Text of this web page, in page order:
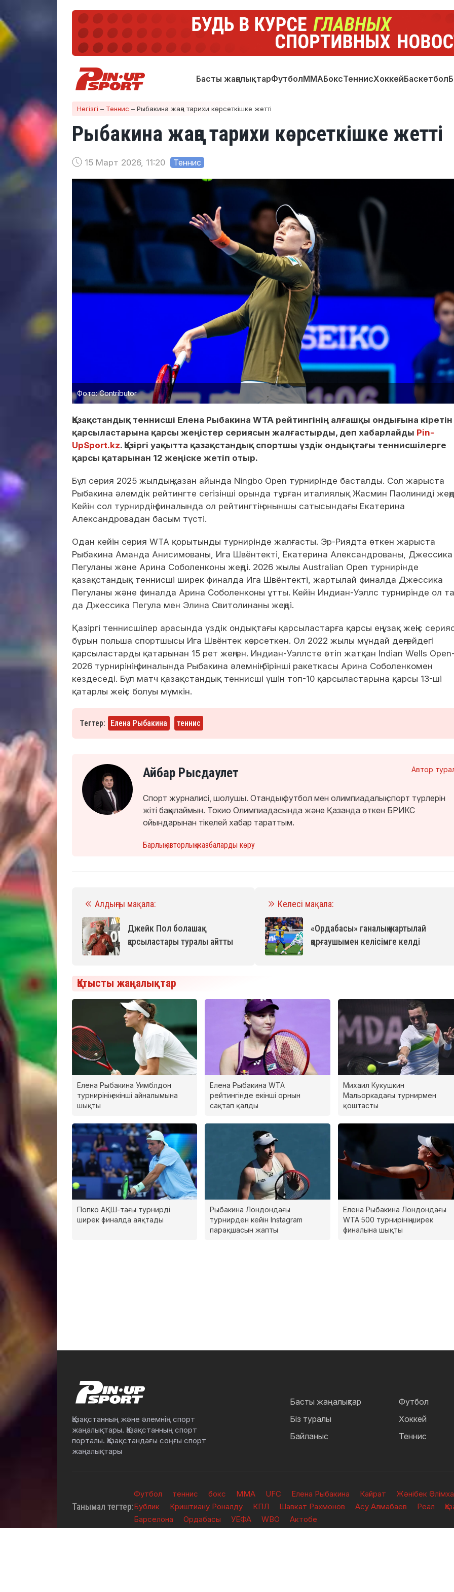
Басты жаңалықтарФутболММАБоксТеннисХоккейБаскетбол
Негізгі – Теннис – Рыбакина жаңа тарихи көрсеткішке жетті
Рыбакина жаңа тарихи көрсеткішке жетті
15 Март 2026, 11:20 Теннис
Фото: Contributor
Қазақстандық теннисші Елена Рыбакина WTA рейтингінің алғашқы ондығына кіретін
қарсыластарына қарсы жеңістер сериясын жалғастырды, деп хабарлайды Pin-
UpSport.kz. Қазіргі уақытта қазақстандық спортшы үздік ондықтағы теннисшілерге
қарсы қатарынан 12 жеңіске жетіп отыр.
Бұл серия 2025 жылдың қазан айында Ningbo Open турнирінде басталды. Сол жарыста
Рыбакина әлемдік рейтингте сегізінші орында тұрған италиялық Жасмин Паолиниді
Кейін сол турнирдің финалында ол рейтингтің оныншы сатысындағы Екатерина
Александровадан басым түсті.
Одан кейін серия WTA қорытынды турнирінде жалғасты. Эр-Риядта өткен жарыста
Рыбакина Аманда Анисимованы, Ига Швёнтекті, Екатерина Александрованы, Джессика
Пегуланы және Арина Соболенконы жеңді. 2026 жылы Australian Open турнирінде
қазақстандық теннисші ширек финалда Ига Швёнтекті, жартылай финалда Джессика
Пегуланы және финалда Арина Соболенконы ұтты. Кейін Индиан-Уэллс турнирінде ол
да Джессика Пегула мен Элина Свитолинаны жеңді.
Қазіргі теннисшілер арасында үздік ондықтағы қарсыластарға қарсы ең ұзақ жеңіс
бұрын польша спортшысы Ига Швёнтек көрсеткен. Ол 2022 жылы мұндай деңгейдегі
қарсыластарды қатарынан 15 рет жеңген. Индиан-Уэллсте өтіп жатқан Indian Wells
2026 турнирінің финалында Рыбакина әлемнің бірінші ракеткасы Арина Соболенкомен
кездеседі. Бұл матч қазақстандық теннисші үшін топ-10 қарсыластарына қарсы 13-ші
қатарлы жеңіс болуы мүмкін.
Тегтер: Елена Рыбакина теннис
Автор
Айбар Рысдаулет
Спорт журналисі, шолушы. Отандық футбол мен олимпиадалық спорт түрлерін
жіті бақылаймын. Токио Олимпиадасында және Қазанда өткен БРИКС
ойындарынан тікелей хабар тараттым.
Барлық авторлық жазбаларды көру
Алдыңғы мақала:
Джейк Пол болашақ
қарсыластары туралы айтты
Келесі мақала:
«Ордабасы» ганалық жартылай
қорғаушымен келісімге келді
Қатысты жаңалықтар
Елена Рыбакина Уимблдон
турнирінің екінші айналымына
шықты
Елена Рыбакина WTA
рейтингінде екінші орнын
сақтап қалды
Михаил Кукушкин
Мальоркадағы турнирмен
қоштасты
Попко АҚШ-тағы турнирді
ширек финалда аяқтады
Рыбакина Лондондағы
турнирден кейін Instagram
парақшасын жапты
Елена Рыбакина Лондондағы
WTA 500 турнирінің ширек
финалына шықты
Қазақстанның және әлемнің спорт
жаңалықтары. Қазақстанның спорт
порталы. Қазақстандағы соңғы спорт
жаңалықтары
Басты жаңалықтар
Біз туралы
Байланыс
Футбол
Хоккей
Теннис
Танымал тегтер:
Футбол теннис бокс ММА UFC Елена Рыбакина Кайрат
Жәнібек
Бублик
Криштиану Роналду КПЛ Шавкат Рахмонов Асу Алмабаев Реал
Барселона
Ордабасы УЕФА WBO Актобе